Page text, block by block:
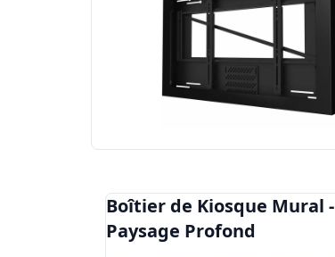
Boîtier de Kiosque Mural -
Paysage Profond